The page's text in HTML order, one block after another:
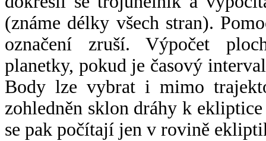
(známe délky všech stran).
označení zruší. Výpočet
planetky, pokud je časový
Body lze vybrat i mimo
zohledněn sklon dráhy k
se pak počítají jen v rovině